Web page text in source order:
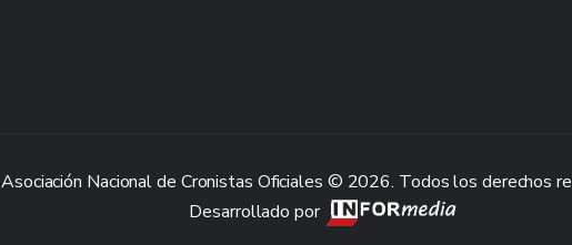
Asociación Nacional de Cronistas Oficiales © 2026. Todos los derechos
Desarrollado por